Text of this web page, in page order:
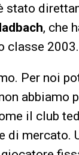
stato
, che
classe 2003.
Per noi
abbiamo
il club
mercato.